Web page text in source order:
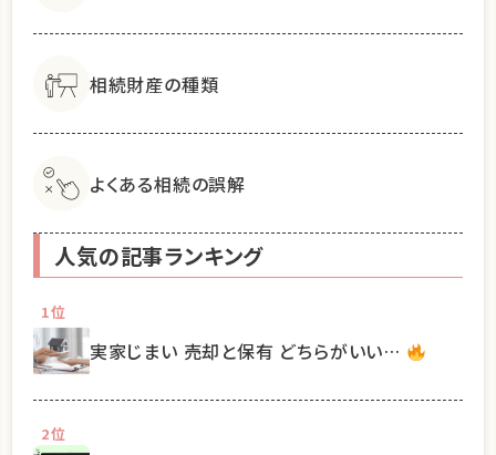
相続財産の種類
よくある相続の誤解
人気の記事ランキング
1位
実家じまい 売却と保有 どちらがいい…
2位